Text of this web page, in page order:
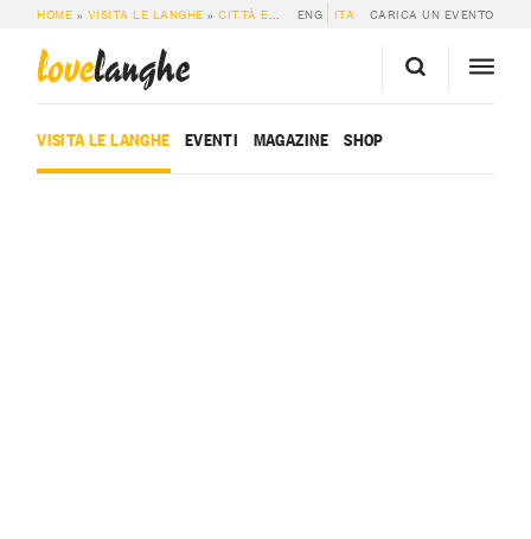
HOME » VISITA LE LANGHE »CITTÀ E PAESI » COAZZOLO
ENG ITA CARICA UN EVENTO
lovelanghe
VISITA LE LANGHE EVENTI MAGAZINE SHOP